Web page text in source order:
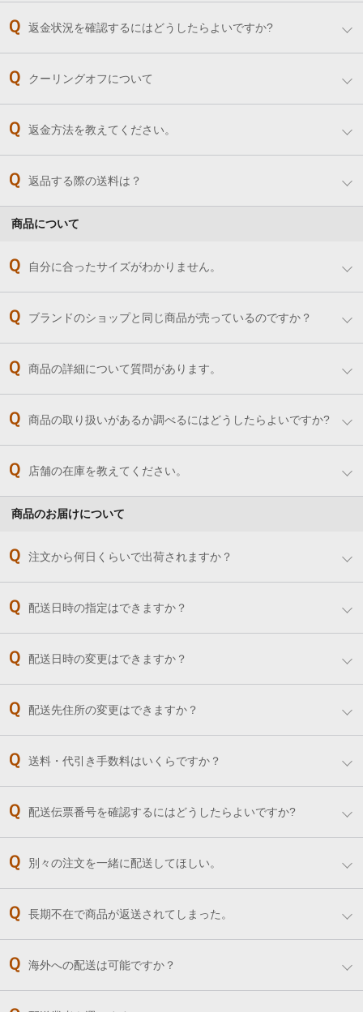
返金状況を確認するにはどうしたらよいですか?
クーリングオフについて
返金方法を教えてください。
返品する際の送料は？
商品について
自分に合ったサイズがわかりません。
ブランドのショップと同じ商品が売っているのですか？
商品の詳細について質問があります。
商品の取り扱いがあるか調べるにはどうしたらよいですか?
店舗の在庫を教えてください。
商品のお届けについて
注文から何日くらいで出荷されますか？
配送日時の指定はできますか？
配送日時の変更はできますか？
配送先住所の変更はできますか？
送料・代引き手数料はいくらですか？
配送伝票番号を確認するにはどうしたらよいですか?
別々の注文を一緒に配送してほしい。
長期不在で商品が返送されてしまった。
海外への配送は可能ですか？